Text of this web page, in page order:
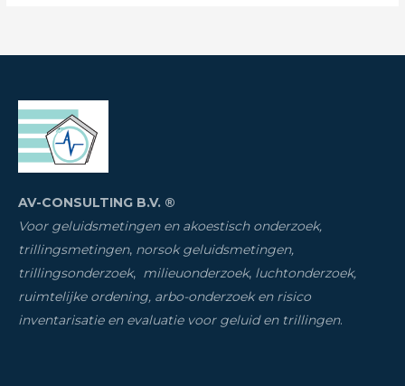
AV-CONSULTING B.V. ®
Voor geluidsmetingen en akoestisch onderzoek,
trillingsmetingen, norsok geluidsmetingen,
trillingsonderzoek, milieuonderzoek, luchtonderzoek,
ruimtelijke ordening, arbo-onderzoek en risico
inventarisatie en evaluatie voor geluid en trillingen.